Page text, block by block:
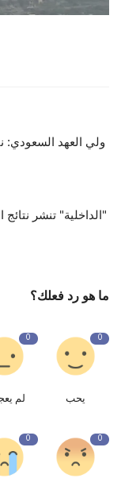
"الداخلية" تنشر نتائج
ما هو رد فعلك؟
0
يحب
0
لم
0
0